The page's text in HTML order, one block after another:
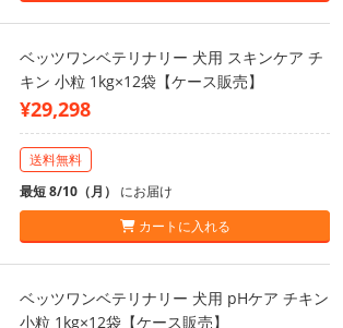
ベッツワンベテリナリー 犬用 スキンケア チ
キン 小粒 1kg×12袋【ケース販売】
¥29,298
送料無料
最短 8/10（月） にお届け
カートに入れる
ベッツワンベテリナリー 犬用 pHケア チキン
小粒 1kg×12袋【ケース販売】